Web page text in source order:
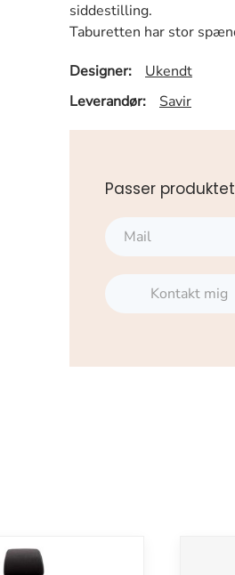
siddestilling.
Taburetten har stor
Designer:
Ukendt
Leverandør:
Savir
Passer
Kontakt mig